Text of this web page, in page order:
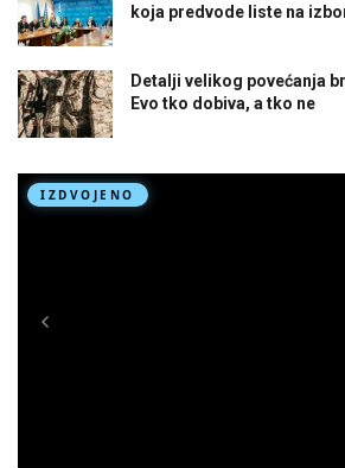
koja predvode liste na
Detalji velikog povećanja
Evo tko dobiva, a tko ne